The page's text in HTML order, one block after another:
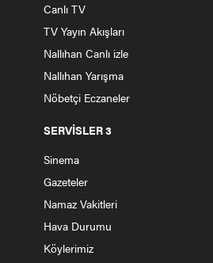
Canlı TV
TV Yayın Akışları
Nallıhan Canlı izle
Nallıhan Yarışma
Nöbetçi Eczaneler
SERVİSLER 3
Sinema
Gazeteler
Namaz Vakitleri
Hava Durumu
Köylerimiz